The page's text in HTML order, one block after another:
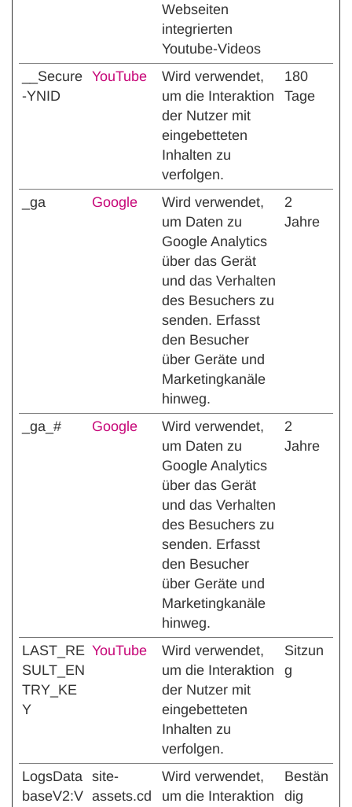
Webseiten
integrierten
Youtube-Videos
__Secure
-YNID
YouTube
Wird verwendet,
um die Interaktion
der Nutzer mit
eingebetteten
Inhalten zu
verfolgen.
180
Tage
_ga Google
Wird verwendet,
um Daten zu
Google Analytics
über das Gerät
und das Verhalten
des Besuchers zu
senden. Erfasst
den Besucher
über Geräte und
Marketingkanäle
hinweg.
2
Jahre
_ga_# Google
Wird verwendet,
um Daten zu
Google Analytics
über das Gerät
und das Verhalten
des Besuchers zu
senden. Erfasst
den Besucher
über Geräte und
Marketingkanäle
hinweg.
2
Jahre
LAST_RE
SULT_EN
TRY_KE
Y
YouTube
Wird verwendet,
um die Interaktion
der Nutzer mit
eingebetteten
Inhalten zu
verfolgen.
Sitzun
g
LogsData
baseV2:V
site-
assets.cd
Wird verwendet,
um die Interaktion
Bestän
dig